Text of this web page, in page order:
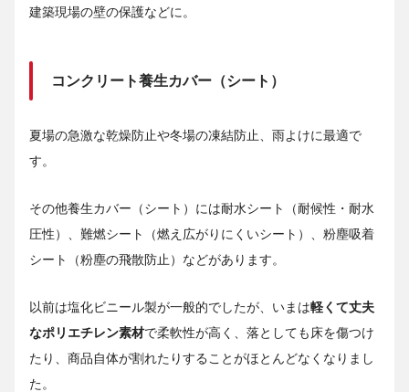
建築現場の壁の保護などに。
コンクリート養生カバー（シート）
夏場の急激な乾燥防止や冬場の凍結防止、雨よけに最適で
す。
その他養生カバー（シート）には耐水シート（耐候性・耐水
圧性）、難燃シート（燃え広がりにくいシート）、粉塵吸着
シート（粉塵の飛散防止）などがあります。
以前は塩化ビニール製が一般的でしたが、いまは軽くて丈夫
なポリエチレン素材で柔軟性が高く、落としても床を傷つけ
たり、商品自体が割れたりすることがほとんどなくなりまし
た。